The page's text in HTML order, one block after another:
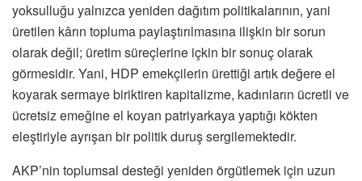
yoksulluğu yalnızca yeniden dağıtım politikalarının, yani
üretilen kârın topluma paylaştırılmasına ilişkin bir sorun
olarak değil; üretim süreçlerine içkin bir sonuç olarak
görmesidir. Yani, HDP emekçilerin ürettiği artık değere el
koyarak sermaye biriktiren kapitalizme, kadınların ücretli ve
ücretsiz emeğine el koyan patriyarkaya yaptığı kökten
eleştiriyle ayrışan bir politik duruş sergilemektedir.
AKP’nin toplumsal desteği yeniden örgütlemek için uzun